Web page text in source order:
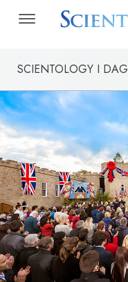
SCIENTOLOGY I DAG